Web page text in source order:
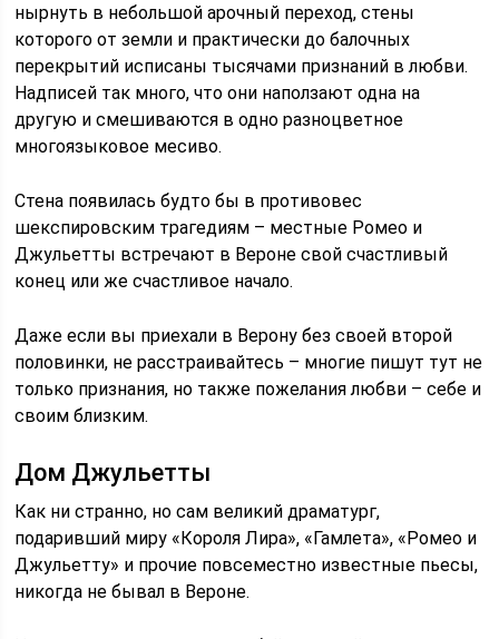
нырнуть в небольшой арочный переход, стены
которого от земли и практически до балочных
перекрытий исписаны тысячами признаний в любви.
Надписей так много, что они наползают одна на
другую и смешиваются в одно разноцветное
многоязыковое месиво.
Стена появилась будто бы в противовес
шекспировским трагедиям – местные Ромео и
Джульетты встречают в Вероне свой счастливый
конец или же счастливое начало.
Даже если вы приехали в Верону без своей второй
половинки, не расстраивайтесь – многие пишут тут не
только признания, но также пожелания любви – себе и
своим близким.
Дом Джульетты
Как ни странно, но сам великий драматург,
подаривший миру «Короля Лира», «Гамлета», «Ромео и
Джульетту» и прочие повсеместно известные пьесы,
никогда не бывал в Вероне.